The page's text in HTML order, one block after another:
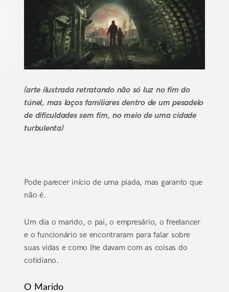
(arte ilustrada retratando não só luz no fim do
túnel, mas laços familiares dentro de um pesadelo
de dificuldades sem fim, no meio de uma cidade
turbulenta)
Pode parecer início de uma piada, mas garanto que
não é.
Um dia o marido, o pai, o empresário, o freelancer
e o funcionário se encontraram para falar sobre
suas vidas e como lhe davam com as coisas do
cotidiano.
O Marido